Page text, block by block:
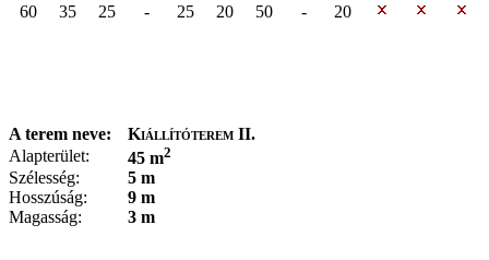
60 35 25 - 25 20 50 - 20
A terem neve:
Kiállítóterem II.
Alapterület:
45 m2
Szélesség:
5 m
Hosszúság:
9 m
Magasság:
3 m